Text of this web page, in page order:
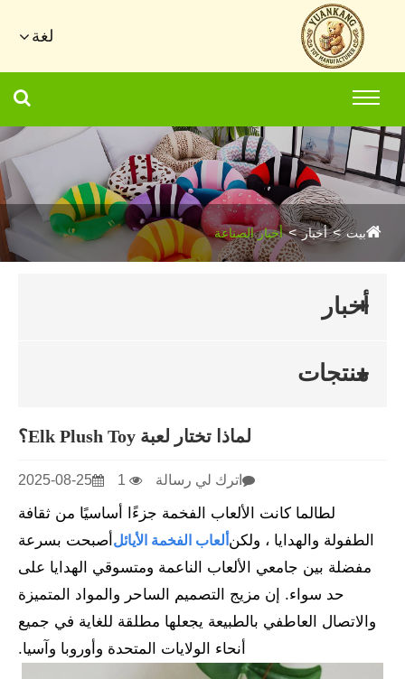
لغة
بيت أخبار أخبار الصناعة
أخبار
منتجات
لماذا تختار لعبة Elk Plush Toy؟
2025-08-25 اترك لي رسالة
لطالما كانت الألعاب الفخمة جزءًا أساسيًا من ثقافة
الطفولة والهدايا ، ولكن ألعاب الفخمة الأيائل أصبحت بسرعة
مفضلة بين جامعي الألعاب الناعمة ومتسوقي الهدايا على
حد سواء. إن مزيج التصميم الساحر والمواد المتميزة
والاتصال العاطفي بالطبيعة يجعلها مطلقة للغاية في جميع
أنحاء الولايات المتحدة وأوروبا وآسيا.